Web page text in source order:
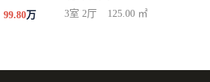
99.80万 3室 2厅 125.00 ㎡